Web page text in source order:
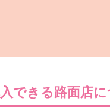
できる路面店